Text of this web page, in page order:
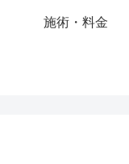
施術・料金